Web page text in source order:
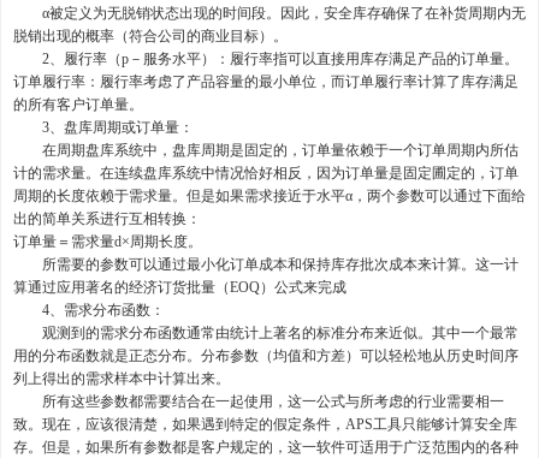
α被定义为无脱销状态出现的时间段。因此，安全库存确保了在补货周期内无
脱销出现的概率（符合公司的商业目标）。
2、履行率（p－服务水平）：履行率指可以直接用库存满足产品的订单量。
订单履行率：履行率考虑了产品容量的最小单位，而订单履行率计算了库存满足
的所有客户订单量。
3、盘库周期或订单量：
在周期盘库系统中，盘库周期是固定的，订单量依赖于一个订单周期内所估
计的需求量。在连续盘库系统中情况恰好相反，因为订单量是固定圃定的，订单
周期的长度依赖于需求量。但是如果需求接近于水平α，两个参数可以通过下面给
出的简单关系进行互相转换：
订单量＝需求量d×周期长度。
所需要的参数可以通过最小化订单成本和保持库存批次成本来计算。这一计
算通过应用著名的经济订货批量（EOQ）公式来完成
4、需求分布函数：
观测到的需求分布函数通常由统计上著名的标准分布来近似。其中一个最常
用的分布函数就是正态分布。分布参数（均值和方差）可以轻松地从历史时间序
列上得出的需求样本中计算出来。
所有这些参数都需要结合在一起使用，这一公式与所考虑的行业需要相一
致。现在，应该很清楚，如果遇到特定的假定条件，APS工具只能够计算安全库
存。但是，如果所有参数都是客户规定的，这一软件可适用于广泛范围内的各种